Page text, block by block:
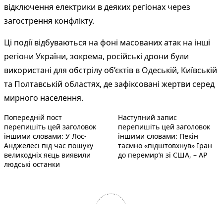
відключення електрики в деяких регіонах через
загострення конфлікту.
Ці події відбуваються на фоні масованих атак на інші
регіони України, зокрема, російські дрони були
використані для обстрілу об’єктів в Одеській, Київській
та Полтавській областях, де зафіксовані жертви серед
мирного населення.
Навігація
записів
Попередній постПопередній запис:
перепишіть цей заголовок
іншими словами: У Лос-
Анджелесі під час пошуку
великодніх яєць виявили
людські останки
Наступний записНаступний
перепишіть цей заголовок
іншими словами: Пекін
таємно «підштовхнув» Іран
до перемир’я зі США, – AP